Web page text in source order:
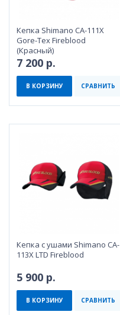
Кепка Shimano CA-111X
Gore-Tex Fireblood
(Красный)
7 200 р.
В КОРЗИНУ СРАВНИТЬ
Кепка с ушами Shimano CA-
113X LTD Fireblood
5 900 р.
В КОРЗИНУ СРАВНИТЬ